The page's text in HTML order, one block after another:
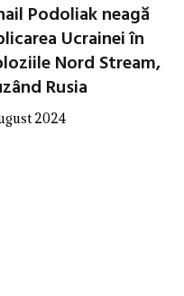
Podoliak neagă
Ucrainei în
Nord Stream,
Rusia
2024